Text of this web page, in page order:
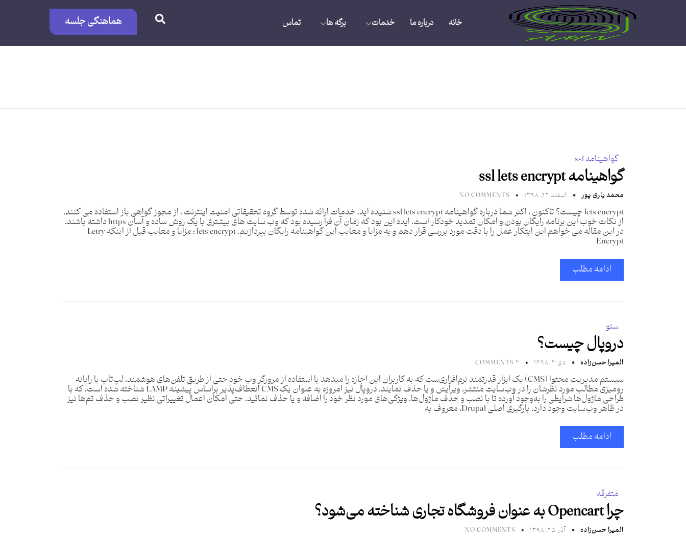
خانه درباره ما خدمات برگه ها تماس هماهنگی جلسه
گواهینامه ssl
گواهینامه ssl lets encrypt
محمد یاری پور اسفند ۲۲, ۱۳۹۸ NO COMMENTS
lets encrypt چیست؟ تاکنون ، اکثر شما درباره گواهینامه ssl lets encrypt شنیده اید. خدمات ارائه شده توسط گروه تحقیقاتی امنیت اینترنت ، از مجوز گواهی باز استفاده می کنند.
از نکات خوب این برنامه رایگان بودن و امکان تمدید خودکار است. ایده این بود که زمان آن فرا رسیده بود که وب سایت های بیشتری با یک روش ساده و آسان https داشته باشند.
در این مقاله می خواهم این ابتکار عمل را با دقت مورد بررسی قرار دهم و به مزایا و معایب این گواهینامه رایگان بپردازیم. lets encrypt ؛ مزایا و معایب قبل از اینکه Letry
Encrypt
ادامه مطلب
سئو
دروپال چیست؟
المیرا حسن‌زاده دی ۳, ۱۳۹۸ ۳ COMMENTS
سیستم مدیریت محتوا (CMS) یک ابزار قدرتمند نرم‌افزاری‌ست که به کاربران این اجازه را میدهد با استفاده از مرورگر ‌وب خود حتی از طریق تلفن‌های هوشمند، لپ‌تاپ یا رایانه
رومیزی مطالب مورد نظرشان را در وب‌سایت منتشر، ویرایش و یا حذف نمایند. دروپال نیز امروزه به عنوان یک CMS انعطاف‌پذیر براساس پیشینه LAMP شناخته شده است، که با
طراحی ماژول‌ها شرایطی را به‌وجود آورده تا با نصب و حذف ماژول‌ها، ویژگی‌های مورد نظر خود را اضافه و یا حذف نمائید. حتی امکان اعمال تغییراتی نظیر نصب و حذف تم‌ها نیز
در ظاهر وب‌سایت وجود دارد. بارگیری اصلی Drupal، معروف به
ادامه مطلب
متفرقه
چرا Opencart به عنوان فروشگاه تجاری شناخته می‌شود؟
المیرا حسن‌زاده آذر ۲۵, ۱۳۹۸ NO COMMENTS